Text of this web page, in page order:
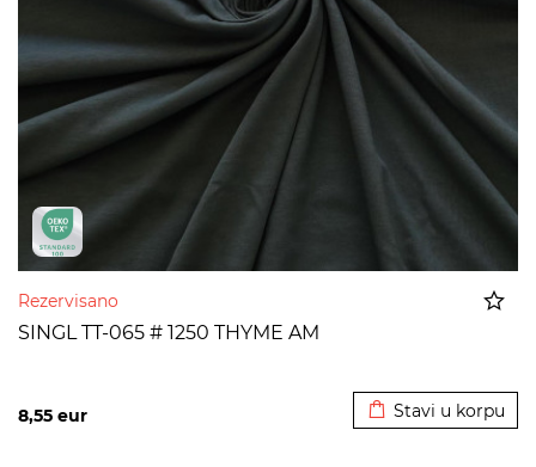
Rezervisano
SINGL TT-065 # 1250 THYME AM
8,55 eur Stavi u korpu